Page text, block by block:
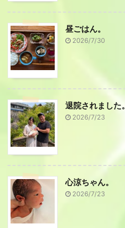
昼ごはん。
2026/7/30
退院されました。
2026/7/23
心涼ちゃん。
2026/7/23